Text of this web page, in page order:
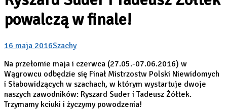
powalczą w finale!
16 maja 2016Szachy
Na przełomie maja i czerwca (27.05.-07.06.2016) w
Wągrowcu odbędzie się Finał Mistrzostw Polski Niewidomych
i Słabowidzących w szachach, w którym wystartuje dwoje
naszych zawodników: Ryszard Suder i Tadeusz Żółtek.
Trzymamy kciuki i życzymy powodzenia!